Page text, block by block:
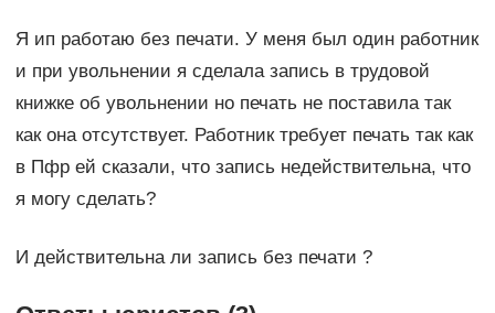
Я ип работаю без печати. У меня был один работник
и при увольнении я сделала запись в трудовой
книжке об увольнении но печать не поставила так
как она отсутствует. Работник требует печать так как
в Пфр ей сказали, что запись недействительна, что
я могу сделать?
И действительна ли запись без печати ?